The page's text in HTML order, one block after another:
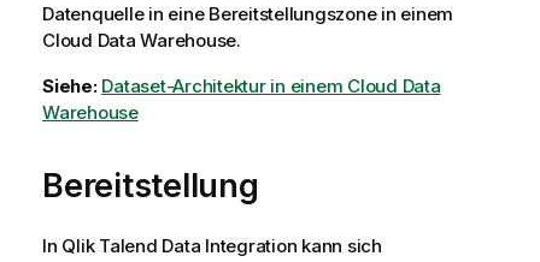
Datenquelle in eine Bereitstellungszone in einem
Cloud Data Warehouse.
Siehe: Dataset-Architektur in einem Cloud Data
Warehouse
Bereitstellung
In Qlik Talend Data Integration kann sich